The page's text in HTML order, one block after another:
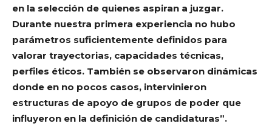
en la selección de quienes aspiran a juzgar.
Durante nuestra primera experiencia no hubo
parámetros suficientemente definidos para
valorar trayectorias, capacidades técnicas,
perfiles éticos. También se observaron dinámicas
donde en no pocos casos, intervinieron
estructuras de apoyo de grupos de poder que
influyeron en la definición de candidaturas”.